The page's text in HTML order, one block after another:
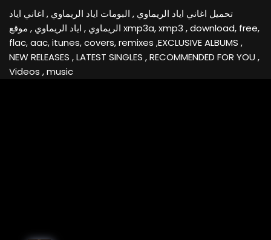
تحميل اغاني اياد الريماوي , البومات اياد الريماوي , اغاني اياد
الريماوي , اياد الريماوي , موقع xmp3a, xmp3 , download, free,
flac, aac, itunes, covers, remixes ,EXCLUSIVE ALBUMS ,
NEW RELEASES , LATEST SINGLES , RECOMMENDED FOR YOU ,
Videos , music